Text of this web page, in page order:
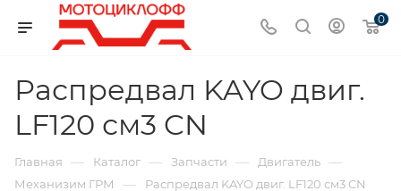
0
Распредвал KAYO двиг.
LF120 см3 CN
Главная — Каталог — Запчасти — Двигатель —
Механизим ГРМ — Распредвал KAYO двиг. LF120 см3 CN